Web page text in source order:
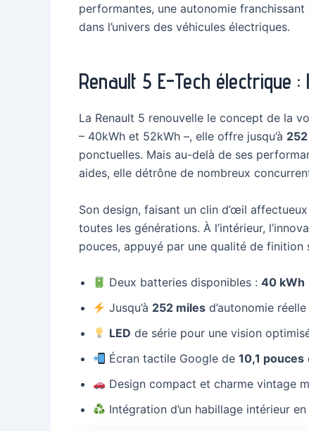
performantes, une autonomie
dans l’univers des véhicules électriques.
Renault 5 E-Tech électrique
La Renault 5 renouvelle le concept de la
– 40kWh et 52kWh –, elle offre jusqu’à
ponctuelles. Mais au-delà de ses
aides, elle détrône de nombreux
Son design, faisant un clin d’œil
toutes les générations. À l’intérieur,
pouces, appuyé par une qualité de
Deux batteries disponibles :40 kWh
Jusqu’à 252 miles d’autonomie réelle
LED de série pour une vision
Écran tactile Google de10,1 pouces
Design compact et charme vintage
Intégration d’un habillage intérieur